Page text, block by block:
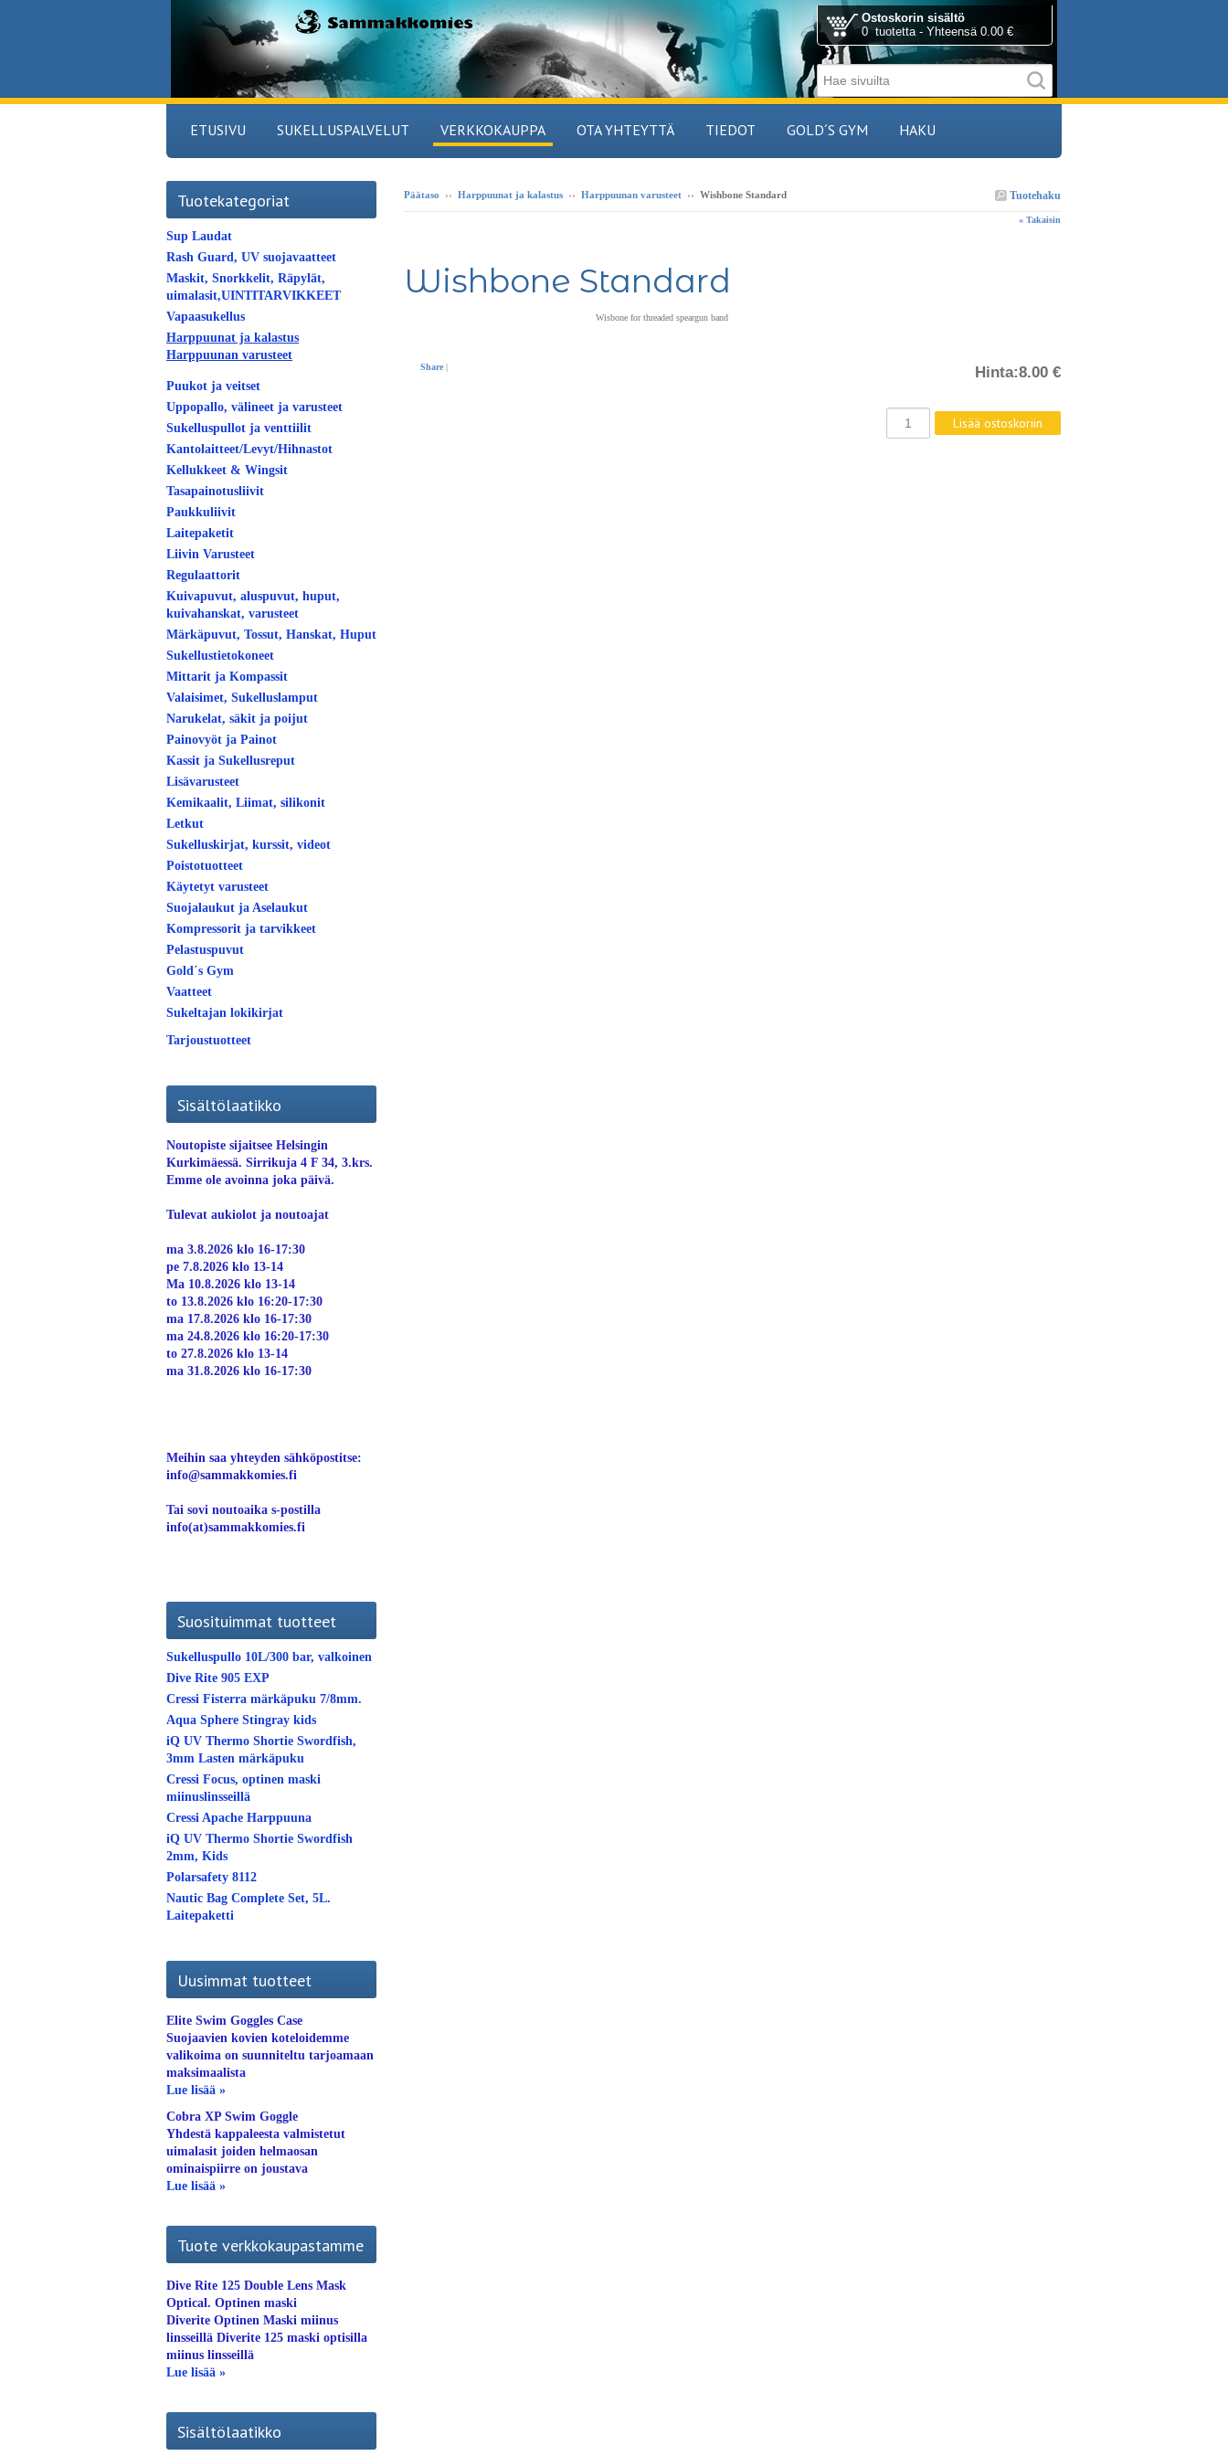
Ostoskorin sisältö
0 tuotetta - Yhteensä 0.00 €
ETUSIVU SUKELLUSPALVELUT VERKKOKAUPPA OTA YHTEYTTÄ TIEDOT GOLD´S GYM HAKU
Tuotehaku
Päätaso ›› Harppuunat ja kalastus ›› Harppuunan varusteet ›› Wishbone Standard
« Takaisin
Wishbone Standard
Share |
Wisbone for threaded speargun band
Hinta:8.00 €
Tuotekategoriat
Sup Laudat
Rash Guard, UV suojavaatteet
Maskit, Snorkkelit, Räpylät,
uimalasit,UINTITARVIKKEET
Vapaasukellus
Harppuunat ja kalastus
Harppuunan varusteet
Puukot ja veitset
Uppopallo, välineet ja varusteet
Sukelluspullot ja venttiilit
Kantolaitteet/Levyt/Hihnastot
Kellukkeet & Wingsit
Tasapainotusliivit
Paukkuliivit
Laitepaketit
Liivin Varusteet
Regulaattorit
Kuivapuvut, aluspuvut, huput,
kuivahanskat, varusteet
Märkäpuvut, Tossut, Hanskat, Huput
Sukellustietokoneet
Mittarit ja Kompassit
Valaisimet, Sukelluslamput
Narukelat, säkit ja poijut
Painovyöt ja Painot
Kassit ja Sukellusreput
Lisävarusteet
Kemikaalit, Liimat, silikonit
Letkut
Sukelluskirjat, kurssit, videot
Poistotuotteet
Käytetyt varusteet
Suojalaukut ja Aselaukut
Kompressorit ja tarvikkeet
Pelastuspuvut
Gold´s Gym
Vaatteet
Sukeltajan lokikirjat
Tarjoustuotteet
Sisältölaatikko
Noutopiste sijaitsee Helsingin
Kurkimäessä. Sirrikuja 4 F 34, 3.krs.
Emme ole avoinna joka päivä.
Tulevat aukiolot ja noutoajat
ma 3.8.2026 klo 16-17:30
pe 7.8.2026 klo 13-14
Ma 10.8.2026 klo 13-14
to 13.8.2026 klo 16:20-17:30
ma 17.8.2026 klo 16-17:30
ma 24.8.2026 klo 16:20-17:30
to 27.8.2026 klo 13-14
ma 31.8.2026 klo 16-17:30
Meihin saa yhteyden sähköpostitse:
info@sammakkomies.fi
Tai sovi noutoaika s-postilla
info(at)sammakkomies.fi
Suosituimmat tuotteet
Sukelluspullo 10L/300 bar, valkoinen
Dive Rite 905 EXP
Cressi Fisterra märkäpuku 7/8mm.
Aqua Sphere Stingray kids
iQ UV Thermo Shortie Swordfish,
3mm Lasten märkäpuku
Cressi Focus, optinen maski
miinuslinsseillä
Cressi Apache Harppuuna
iQ UV Thermo Shortie Swordfish
2mm, Kids
Polarsafety 8112
Nautic Bag Complete Set, 5L.
Laitepaketti
Uusimmat tuotteet
Elite Swim Goggles Case
Suojaavien kovien koteloidemme
valikoima on suunniteltu tarjoamaan
maksimaalista
Lue lisää »
Cobra XP Swim Goggle
Yhdestä kappaleesta valmistetut
uimalasit joiden helmaosan
ominaispiirre on joustava
Lue lisää »
Tuote verkkokaupastamme
Dive Rite 125 Double Lens Mask
Optical. Optinen maski
Diverite Optinen Maski miinus
linsseillä Diverite 125 maski optisilla
miinus linsseillä
Lue lisää »
Sisältölaatikko